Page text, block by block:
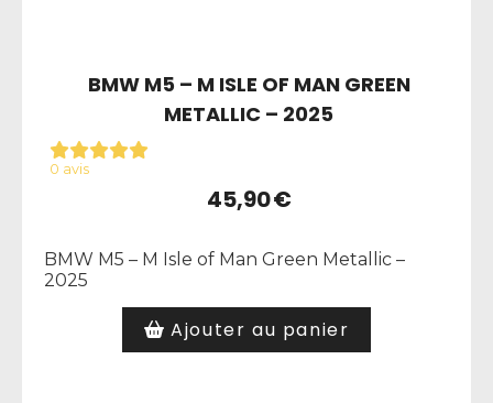
BMW M5 – M ISLE OF MAN GREEN
METALLIC – 2025
0 avis
45,90€
BMW M5 – M Isle of Man Green Metallic –
2025
Ajouter au panier